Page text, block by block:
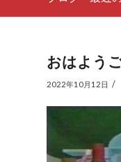
おはよう
2022年10月12日 /